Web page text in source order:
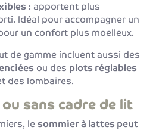
: apportent plus
Idéal pour accompagner un
un confort plus moelleux.
de gamme incluent aussi des
ou des plots réglables
des lombaires.
sans cadre de lit
le sommier à lattes peut